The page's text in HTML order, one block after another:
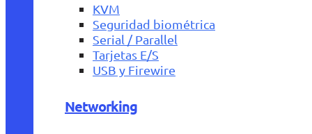
KVM
Seguridad biométrica
Serial / Parallel
Tarjetas E/S
USB y Firewire
Networking